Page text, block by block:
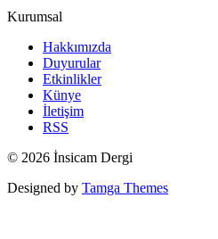
Kurumsal
Hakkımızda
Duyurular
Etkinlikler
Künye
İletişim
RSS
© 2026 İnsicam Dergi
Designed by Tamga Themes